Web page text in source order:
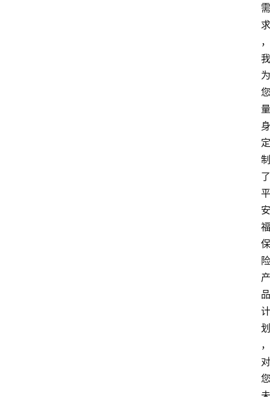
需
求
，
我
为
您
量
身
定
制
了
平
安
福
保
险
产
品
计
划
，
对
您